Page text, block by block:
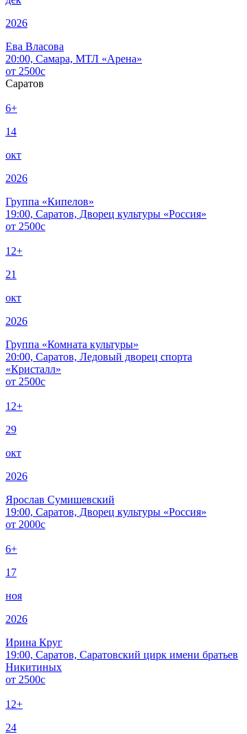
2026
Ева Власова
20:00, Самара, МТЛ «Арена»
от 2500c
Саратов
6+
14
окт
2026
Группа «Кипелов»
19:00, Саратов, Дворец культуры «Россия»
от 2500c
12+
21
окт
2026
Группа «Комната культуры»
20:00, Саратов, Ледовый дворец спорта
«Кристалл»
от 2500c
12+
29
окт
2026
Ярослав Сумишевский
19:00, Саратов, Дворец культуры «Россия»
от 2000c
6+
17
ноя
2026
Ирина Круг
19:00, Саратов, Саратовский цирк имени братьев
Никитиных
от 2500c
12+
24